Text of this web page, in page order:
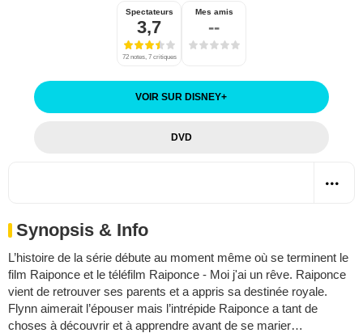
Spectateurs
3,7
72 notes, 7 critiques
Mes amis
--
VOIR SUR DISNEY+
DVD
Synopsis & Info
L’histoire de la série débute au moment même où se terminent le
film Raiponce et le téléfilm Raiponce - Moi j'ai un rêve. Raiponce
vient de retrouver ses parents et a appris sa destinée royale.
Flynn aimerait l’épouser mais l’intrépide Raiponce a tant de
choses à découvrir et à apprendre avant de se marier…